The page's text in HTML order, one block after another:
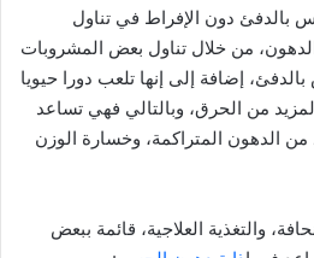
بالدفئ دون الإفراط في تناول
من خلال تناول بعض المشروبات
إضافة إلى إنها تلعب دورا حيويا
من الحرق، وبالتالي فهي تساعد
الدهون المتراكمة، وخسارة الوزن
والتغذية العلاجية، قائمة ببعض